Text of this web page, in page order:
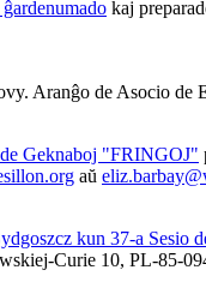
kaj
Aranĝo de Asocio de
Geknaboj "FRINGOJ"
aŭ
kun 37-a Sesio
Curie 10, PL-85-